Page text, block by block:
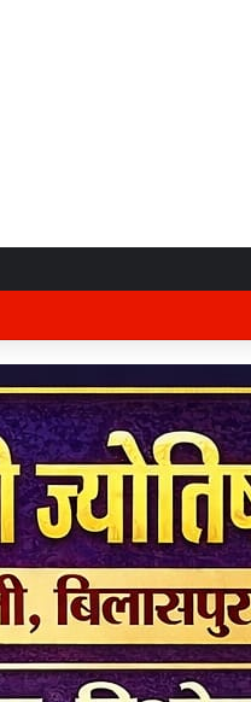
योजनाओं और विकास कार्यों की समीक्षा